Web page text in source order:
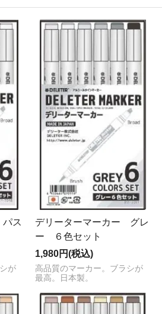
ス
が
デリーターマーカー グレ
ー ６色セット
1,980円(税込)
高品質のマーカー。ブラシが
最高。日本製。